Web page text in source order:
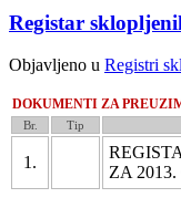
Registar
Objavljeno u Registri
DOKUMENTI ZA
Br. Tip
1.
ZA